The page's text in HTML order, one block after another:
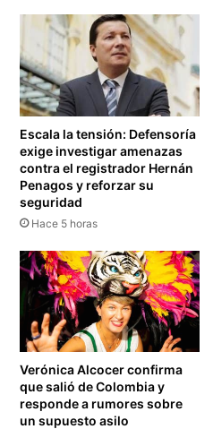
Escala la tensión: Defensoría
exige investigar amenazas
contra el registrador Hernán
Penagos y reforzar su
seguridad
Hace 5 horas
Verónica Alcocer confirma
que salió de Colombia y
responde a rumores sobre
un supuesto asilo